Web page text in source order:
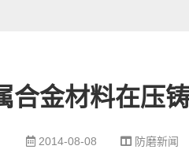
合金材料在压
2014-08-08 防磨新闻